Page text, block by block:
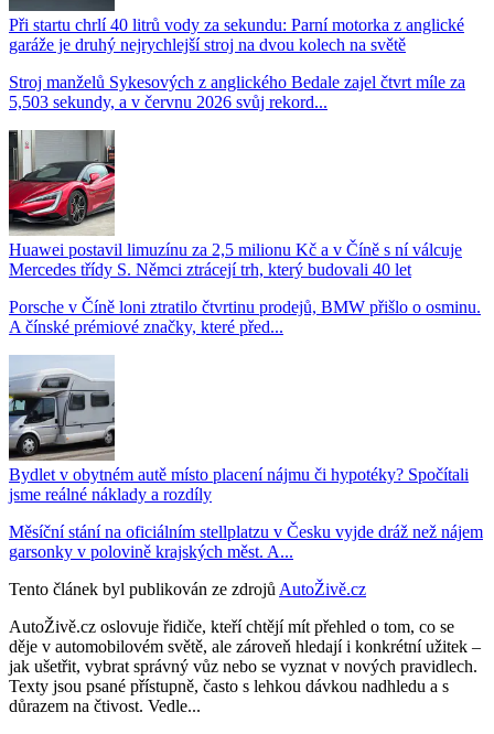
Při startu chrlí 40 litrů vody za sekundu: Parní motorka z anglické
garáže je druhý nejrychlejší stroj na dvou kolech na světě
Stroj manželů Sykesových z anglického Bedale zajel čtvrt míle za
5,503 sekundy, a v červnu 2026 svůj rekord...
Huawei postavil limuzínu za 2,5 milionu Kč a v Číně s ní válcuje
Mercedes třídy S. Němci ztrácejí trh, který budovali 40 let
Porsche v Číně loni ztratilo čtvrtinu prodejů, BMW přišlo o osminu.
A čínské prémiové značky, které před...
Bydlet v obytném autě místo placení nájmu či hypotéky? Spočítali
jsme reálné náklady a rozdíly
Měsíční stání na oficiálním stellplatzu v Česku vyjde dráž než nájem
garsonky v polovině krajských měst. A...
Tento článek byl publikován ze zdrojů AutoŽivě.cz
AutoŽivě.cz oslovuje řidiče, kteří chtějí mít přehled o tom, co se
děje v automobilovém světě, ale zároveň hledají i konkrétní užitek –
jak ušetřit, vybrat správný vůz nebo se vyznat v nových pravidlech.
Texty jsou psané přístupně, často s lehkou dávkou nadhledu a s
důrazem na čtivost. Vedle...